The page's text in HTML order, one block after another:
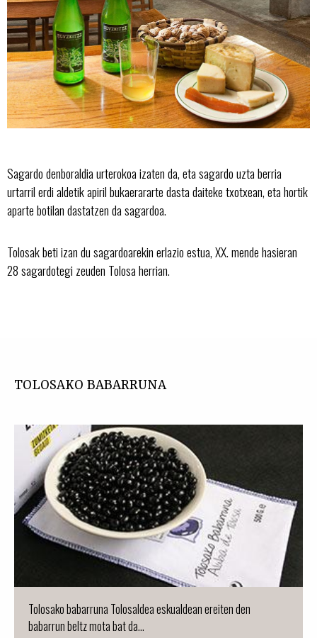
Sagardo denboraldia urterokoa izaten da, eta sagardo uzta berria
urtarril erdi aldetik apiril bukaerararte dasta daiteke txotxean, eta hortik
aparte botilan dastatzen da sagardoa.
Tolosak beti izan du sagardoarekin erlazio estua, XX. mende hasieran
28 sagardotegi zeuden Tolosa herrian.
TOLOSAKO BABARRUNA
Tolosako babarruna Tolosaldea eskualdean ereiten den
babarrun beltz mota bat da...